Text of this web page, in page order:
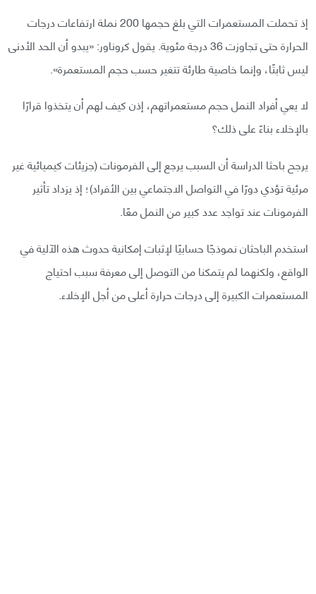
إذ تحملت المستعمرات التي بلغ حجمها 200 نملة ارتفاعات درجات
الحرارة حتى تجاوزت 36 درجة مئوية. يقول كروناور: «يبدو أن الحد الأدنى
ليس ثابتًا، وإنما خاصية طارئة تتغير حسب حجم المستعمرة».
لا يعي أفراد النمل حجم مستعمراتهم، إذن كيف لهم أن يتخذوا قرارًا
بالإخلاء بناءً على ذلك؟
يرجح باحثا الدراسة أن السبب يرجع إلى الفرمونات (جزيئات كيميائية غير
مرئية تؤدي دورًا في التواصل الاجتماعي بين الأفراد)؛ إذ يزداد تأثير
الفرمونات عند تواجد عدد كبير من النمل معًا.
استخدم الباحثان نموذجًا حسابيًا لإثبات إمكانية حدوث هذه الآلية في
الواقع، ولكنهما لم يتمكنا من التوصل إلى معرفة سبب احتياج
المستعمرات الكبيرة إلى درجات حرارة أعلى من أجل الإخلاء.